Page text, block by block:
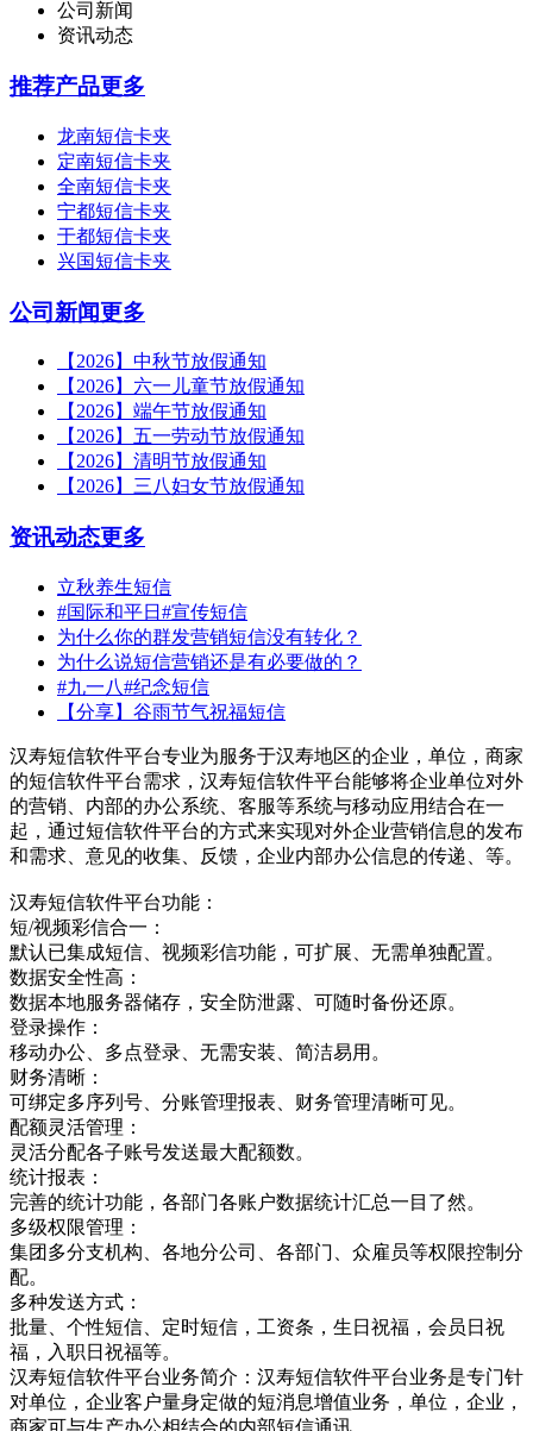
公司新闻
资讯动态
推荐产品更多
龙南短信卡夹
定南短信卡夹
全南短信卡夹
宁都短信卡夹
于都短信卡夹
兴国短信卡夹
公司新闻更多
【2026】中秋节放假通知
【2026】六一儿童节放假通知
【2026】端午节放假通知
【2026】五一劳动节放假通知
【2026】清明节放假通知
【2026】三八妇女节放假通知
资讯动态更多
立秋养生短信
#国际和平日#宣传短信
为什么你的群发营销短信没有转化？
为什么说短信营销还是有必要做的？
#九一八#纪念短信
【分享】谷雨节气祝福短信
汉寿短信软件平台专业为服务于汉寿地区的企业，单位，商家
的短信软件平台需求，汉寿短信软件平台能够将企业单位对外
的营销、内部的办公系统、客服等系统与移动应用结合在一
起，通过短信软件平台的方式来实现对外企业营销信息的发布
和需求、意见的收集、反馈，企业内部办公信息的传递、等。
汉寿短信软件平台功能：
短/视频彩信合一：
默认已集成短信、视频彩信功能，可扩展、无需单独配置。
数据安全性高：
数据本地服务器储存，安全防泄露、可随时备份还原。
登录操作：
移动办公、多点登录、无需安装、简洁易用。
财务清晰：
可绑定多序列号、分账管理报表、财务管理清晰可见。
配额灵活管理：
灵活分配各子账号发送最大配额数。
统计报表：
完善的统计功能，各部门各账户数据统计汇总一目了然。
多级权限管理：
集团多分支机构、各地分公司、各部门、众雇员等权限控制分
配。
多种发送方式：
批量、个性短信、定时短信，工资条，生日祝福，会员日祝
福，入职日祝福等。
汉寿短信软件平台业务简介：汉寿短信软件平台业务是专门针
对单位，企业客户量身定做的短消息增值业务，单位，企业，
商家可与生产办公相结合的内部短信通讯，